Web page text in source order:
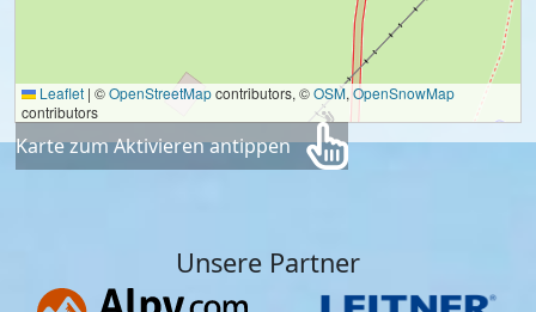
Leaflet | ©OpenStreetMapcontributors, ©OSM, OpenSnowMap
contributors
Karte zum Aktivieren antippen
Unsere Partner